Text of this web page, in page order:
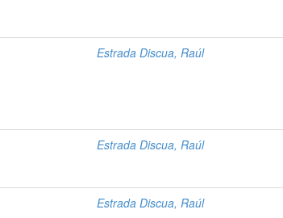
Estrada Discua, Raúl
Estrada Discua, Raúl
Estrada Discua, Raúl